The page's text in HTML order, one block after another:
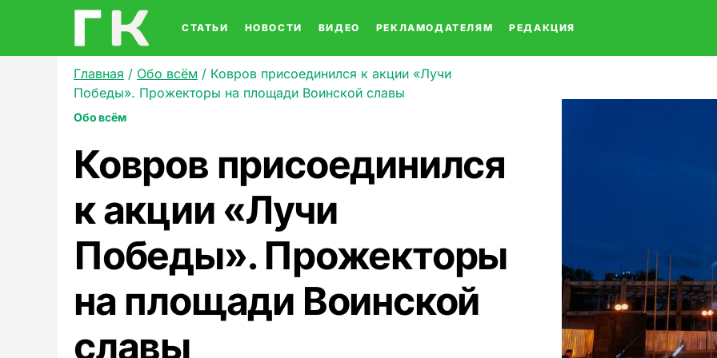
СТАТЬИ НОВОСТИ ВИДЕО РЕКЛАМОДАТЕЛЯМ РЕДАКЦИЯ
Главная / Обо всём / Ковров присоединился к акции «Лучи
Победы». Прожекторы на площади Воинской славы
Обо всём
Ковров присоединился
к акции «Лучи
Победы». Прожекторы
на площади Воинской
славы